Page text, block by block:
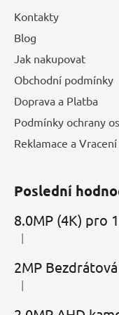
Kontakty
Blog
Jak nakupovat
Obchodní podmínky
Doprava a Platba
Podmínky ochrany
Reklamace a
Poslední
Hodnocení produktu
|
Hodnocení produktu
|